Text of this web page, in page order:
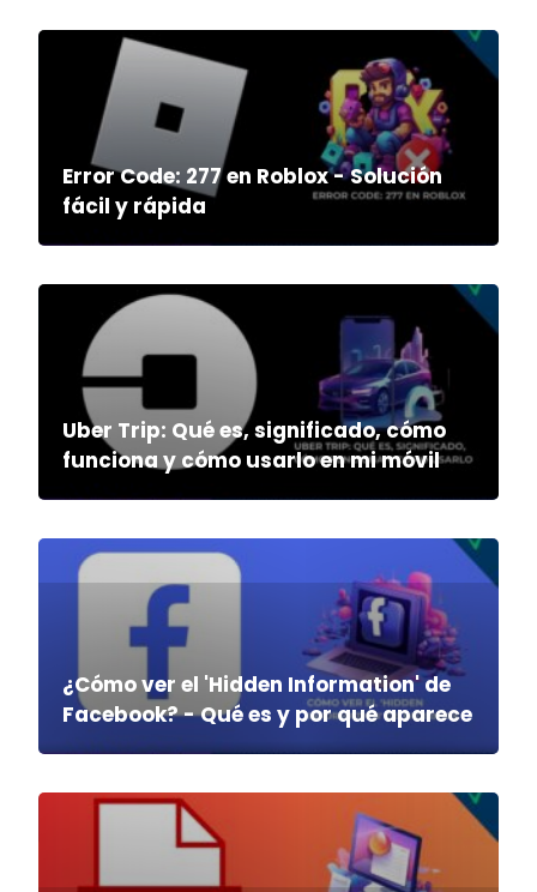
Error Code: 277 en Roblox - Solución
fácil y rápida
Uber Trip: Qué es, significado, cómo
funciona y cómo usarlo en mi móvil
¿Cómo ver el 'Hidden Information' de
Facebook? - Qué es y por qué aparece